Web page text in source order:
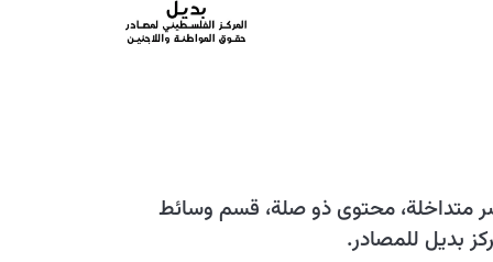
متداخلة، محتوى ذو صلة، قسم وسائط
بديل للمصادر.